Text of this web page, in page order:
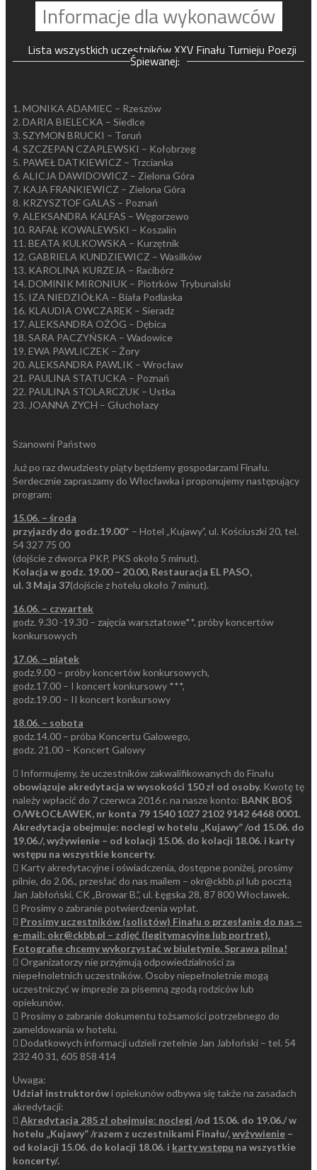
Informacje dla wykonawców
Lista wszystkich uczestników XXV Finału Turnieju Poezji
Śpiewanej:
1. MONIKA ADAMIEC – Rzeszów
2. DARIA BIELECKA – Siedlce
3. SZYMON BRUCKI – Toruń
4. SZCZEPAN CZAPLEWSKI – Kołobrzeg
5. PAWEŁ DATKIEWICZ – Trzcianka
6. ALICJA DAWIDOWICZ – Zielona Góra
7. KAJA FRANKIEWICZ – Zielona Góra
8. KRZYSZTOF GALAS – Poznań
9. ALEKSANDRA KALFAS – Węgorzewo
10. RAFAŁ KOWALEWSKI – Koszalin
11. BEATA KULKOWSKA – Kurzętnik
12. GABRIELA KUNDZIEWICZ – Wasilków
13. KAROLINA KURZEJA – Racibórz
14. DOMINIK MIRONIUK – Piotrków Trybunalski
15. IZA NIEDZIÓŁKA – Biała Podlaska
16. KLAUDIA OWCZAREK – Sieradz
17. ALEKSANDRA OŻÓG – Dębica
18. SARA PACZYŃSKA – Wadowice
19. EWA PAWLICZEK – Żory
20. ALEKSANDRA PAWLIK – Wrocław
21. PAULINA STATUCKA – Poznań
22. PAULINA STOLARCZUK – Ustka
23. JOANNA ZYCH – Głuchołazy
Szanowni Państwo
Już po raz dwudziesty piąty będziemy gospodarzami Finału.
Serdecznie zapraszamy do Włocławka i proponujemy następujący
program:
15.06. – środa
przyjazdy do godz.19.00* – Hotel „Kujawy”, ul. Kościuszki 20, tel.
54 327 75 00
(dojście z dworca PKP, PKS około 5 minut).
Kolacja w godz. 19.00 – 20.00, Restauracja EL PASO,
ul. 3 Maja 37(dojście z hotelu około 7 minut).
16.06. – czwartek
godz. 9.30 -19.30 – zajęcia warsztatowe**, próby koncertów
konkursowych
17.06. – piątek
godz.9.00 – próby koncertów konkursowych,
godz.17.00 – I koncert konkursowy ***,
godz.19.00 – II koncert konkursowy
18.06. – sobota
godz.14.00 – próba Koncertu Galowego,
godz. 21.00 – Koncert Galowy
 Informujemy, że uczestników zakwalifikowanych do Finału
obowiązuje akredytacja w wysokości 150 zł od osoby. Kwotę tę
należy wpłacić do 7 czerwca 2016 r. na nasze konto: BANK BOŚ
O/WŁOCŁAWEK, nr konta 79 1540 1027 2102 9142 6468 0001.
Akredytacja obejmuje: noclegi w hotelu „Kujawy” /od 15.06. do
19.06./, wyżywienie – od kolacji 15.06. do kolacji 18.06. i karty
wstępu na wszystkie koncerty.
 Karty akredytacyjne i oświadczenia, dostępne poniżej, prosimy
pilnie, do 2.06., przesłać do nas mailem – okr@ckbb.pl lub pocztą
Jan Jabłoński, CK „Browar B.”, ul. Łęgska 28, 87 800 Włocławek.
 Prosimy o zabranie potwierdzenia wpłat.
 Prosimy uczestników (solistów) Finału o przesłanie do nas –
e-mail: okr@ckbb.pl – zdjęć (legitymacyjne lub portret).
Fotografie chcemy wykorzystać w biuletynie. Sprawa pilna!
 Organizatorzy nie przyjmują odpowiedzialności za
niepełnoletnich uczestników. Osoby niepełnoletnie mogą
uczestniczyć w imprezie za pisemną zgodą rodziców lub
opiekunów.
 Prosimy o zabranie dokumentu tożsamości potrzebnego do
zameldowania w hotelu.
 Dodatkowych informacji udzieli rzetelnie Jan Jabłoński – tel. 54
232 40 31, 605 858 414
Uwaga:
Udział instruktorówi opiekunów odbywa się także na zasadach
akredytacji:
 Akredytacja 285 zł obejmuje: noclegi /od 15.06. do 19.06./ w
hotelu „Kujawy” /razem z uczestnikami Finału/,wyżywienie –
od kolacji 15.06. do kolacji 18.06. i karty wstępu na wszystkie
koncerty/.